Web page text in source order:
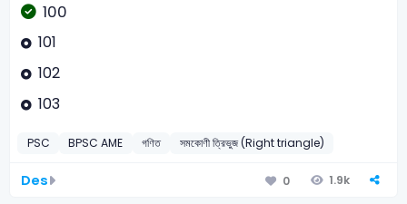
100
101
102
103
PSC BPSC AME গণিত সমকোণী ত্রিভুজ (Right triangle)
Des 0 1.9k